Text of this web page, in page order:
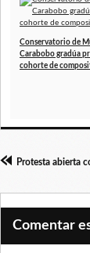
Conservatorio de
Carabobo gradúa
cohorte de
Comentar